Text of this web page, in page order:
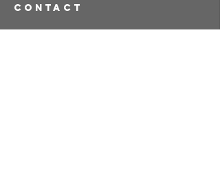
Contact